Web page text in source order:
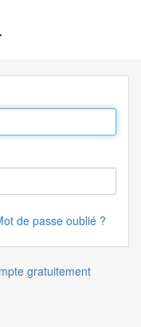
de passe oublié ?
gratuitement